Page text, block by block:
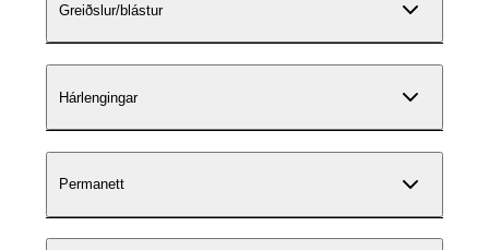
Greiðslur/blástur
Hárlengingar
Permanett